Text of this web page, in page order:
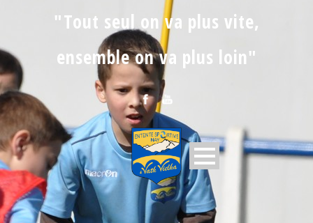
"Tout seul on va plus vite,
ensemble on va plus loin"